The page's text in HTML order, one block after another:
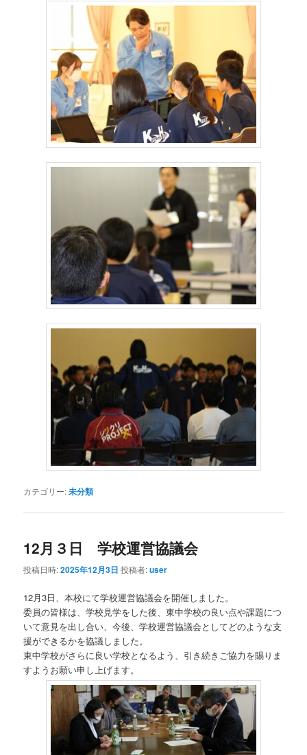
カテゴリー:未分類
12月３日 学校運営協議会
投稿日時:2025年12月3日 投稿者:user
12月3日、本校にて学校運営協議会を開催しました。
委員の皆様は、学校見学をした後、東中学校の良い点や課題につ
いて意見を出し合い、今後、学校運営協議会としてどのような支
援ができるかを協議しました。
東中学校がさらに良い学校となるよう、引き続きご協力を賜りま
すようお願い申し上げます。